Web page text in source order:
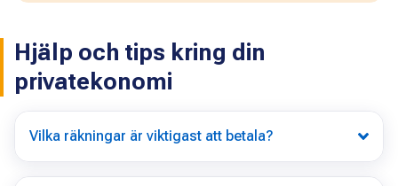
Hjälp och tips kring din
privatekonomi
Vilka räkningar är viktigast att betala?